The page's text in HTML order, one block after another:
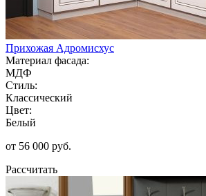
Прихожая Адромисхус
Материал фасада:
МДФ
Стиль:
Классический
Цвет:
Белый
от 56 000 руб.
Рассчитать